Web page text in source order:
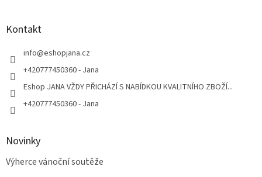
Kontakt
info@eshopjana.cz
+420777450360 - Jana
Eshop JANA VŽDY PŘICHÁZÍ S NABÍDKOU KVALITNÍHO ZBOŽÍ...
+420777450360 - Jana
Novinky
Výherce vánoční soutěže